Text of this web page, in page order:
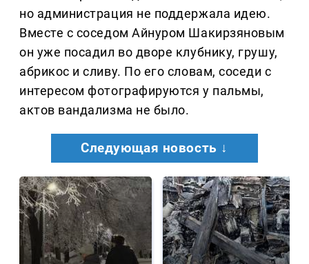
но администрация не поддержала идею.
Вместе с соседом Айнуром Шакирзяновым
он уже посадил во дворе клубнику, грушу,
абрикос и сливу. По его словам, соседи с
интересом фотографируются у пальмы,
актов вандализма не было.
Следующая новость ↓